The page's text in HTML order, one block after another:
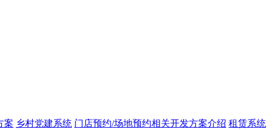
案 乡村党建系统 门店预约/场地预约相关开发方案介绍 租赁系统